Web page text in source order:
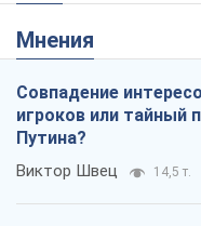
Мнения
Совпадение
игроков или тайный
Путина?
Виктор Швец 14,5 т.